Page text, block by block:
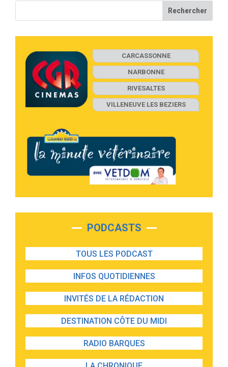
CARCASSONNE
NARBONNE
RIVESALTES
VILLENEUVE LES BEZIERS
PODCASTS
TOUS LES PODCAST
INFOS QUOTIDIENNES
INVITÉS DE LA RÉDACTION
DESTINATION CÔTE DU MIDI
RADIO BARQUES